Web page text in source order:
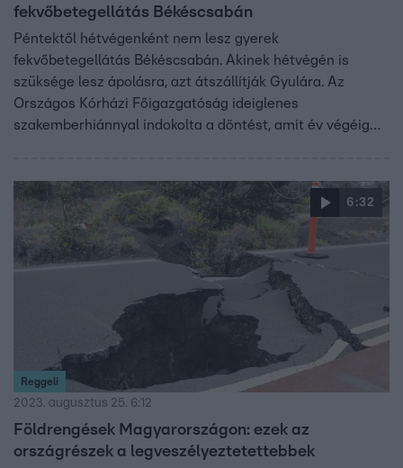
fekvőbetegellátás Békéscsabán
Péntektől hétvégenként nem lesz gyerek
fekvőbetegellátás Békéscsabán. Akinek hétvégén is
szüksége lesz ápolásra, azt átszállítják Gyulára. Az
Országos Kórházi Főigazgatóság ideiglenes
szakemberhiánnyal indokolta a döntést, amit év végéig
helyen vannak a gyerekek, akkor oda kell vinni őket.
6:32
Reggeli
2023. augusztus 25. 6:12
Földrengések Magyarországon: ezek az
országrészek a legveszélyeztetettebbek